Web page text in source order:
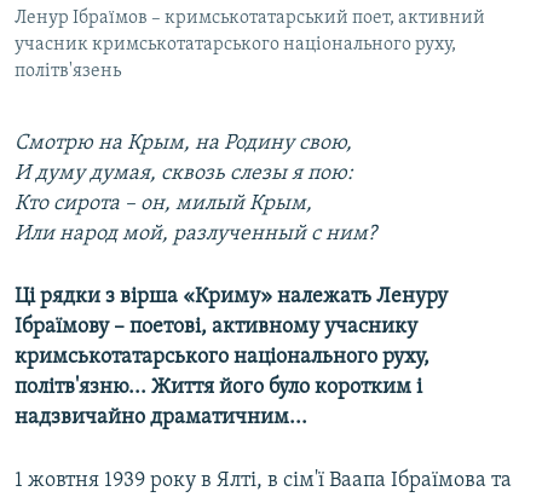
Ленур Ібраїмов – кримськотатарський поет, активний
учасник кримськотатарського національного руху,
політв'язень
Смотрю на Крым, на Родину свою,
И думу думая, сквозь слезы я пою:
Кто сирота – он, милый Крым,
Или народ мой, разлученный с ним?
Ці рядки з вірша «Криму» належать Ленуру
Ібраїмову – поетові, активному учаснику
кримськотатарського національного руху,
політв'язню... Життя його було коротким і
надзвичайно драматичним...
1 жовтня 1939 року в Ялті, в сім'ї Ваапа Ібраїмова та